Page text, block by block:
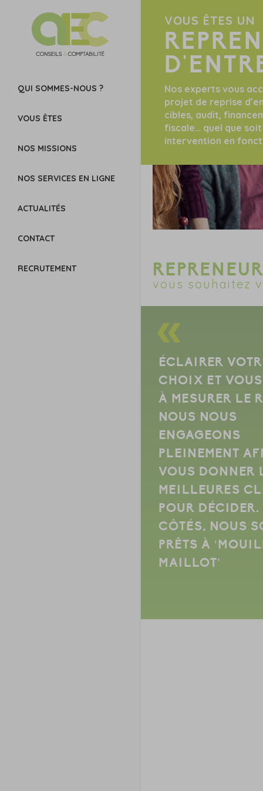
QUI SOMMES-NOUS ?
VOUS ÊTES
NOS MISSIONS
NOS SERVICES EN LIGNE
ACTUALITÉS
CONTACT
RECRUTEMENT
VOUS ÊTES UN
Nos experts vous
projet de reprise
cibles, audit,
fiscale… quel que
intervention en
vous souhaitez
ÉCLAIRER
CHOIX ET
À MESURER LE
NOUS NOUS
ENGAGEONS
PLEINEMENT
VOUS DONNER
MEILLEURES
POUR
CÔTÉS, NOUS
PRÊTS À
MAILLOT’